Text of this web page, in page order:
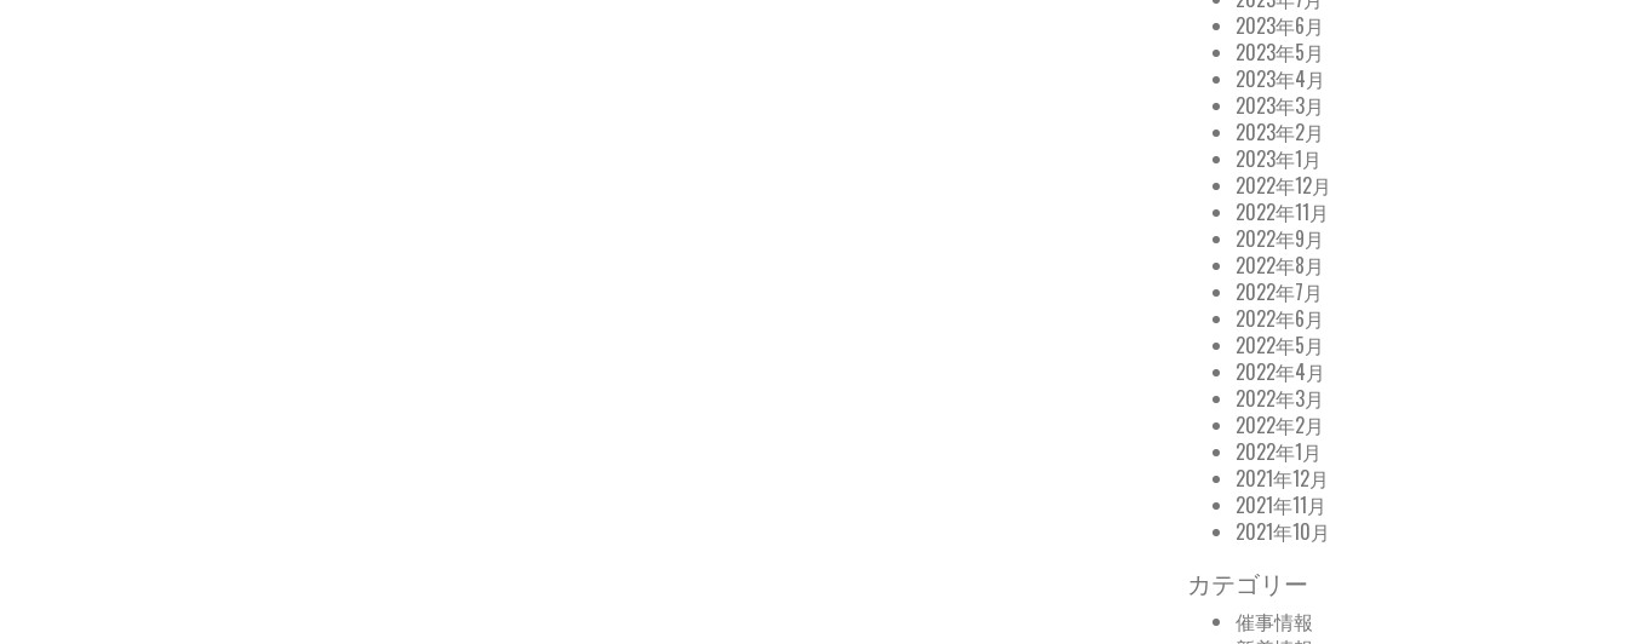
2023年6月
2023年5月
2023年4月
2023年3月
2023年2月
2023年1月
2022年12月
2022年11月
2022年9月
2022年8月
2022年7月
2022年6月
2022年5月
2022年4月
2022年3月
2022年2月
2022年1月
2021年12月
2021年11月
2021年10月
カテゴリー
催事情報